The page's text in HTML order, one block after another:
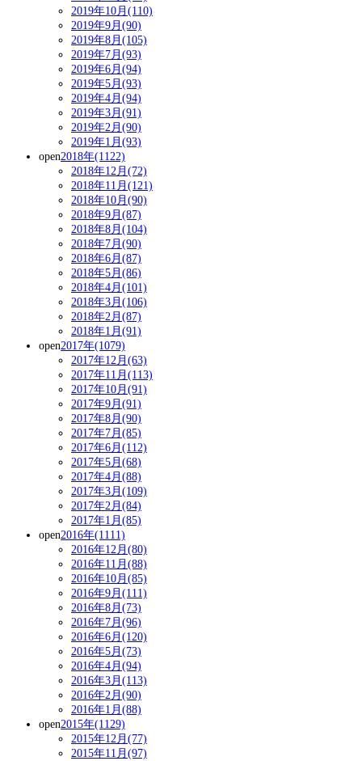
2019年10月(110)
2019年9月(90)
2019年8月(105)
2019年7月(93)
2019年6月(94)
2019年5月(93)
2019年4月(94)
2019年3月(91)
2019年2月(90)
2019年1月(93)
open2018年(1122)
2018年12月(72)
2018年11月(121)
2018年10月(90)
2018年9月(87)
2018年8月(104)
2018年7月(90)
2018年6月(87)
2018年5月(86)
2018年4月(101)
2018年3月(106)
2018年2月(87)
2018年1月(91)
open2017年(1079)
2017年12月(63)
2017年11月(113)
2017年10月(91)
2017年9月(91)
2017年8月(90)
2017年7月(85)
2017年6月(112)
2017年5月(68)
2017年4月(88)
2017年3月(109)
2017年2月(84)
2017年1月(85)
open2016年(1111)
2016年12月(80)
2016年11月(88)
2016年10月(85)
2016年9月(111)
2016年8月(73)
2016年7月(96)
2016年6月(120)
2016年5月(73)
2016年4月(94)
2016年3月(113)
2016年2月(90)
2016年1月(88)
open2015年(1129)
2015年12月(77)
2015年11月(97)